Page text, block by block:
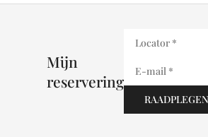
Mijn
reservering